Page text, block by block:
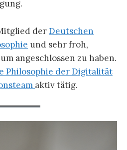
derDeutschen
und sehr froh,
angeschlossen zu haben.
Philosophie der Digitalität
aktiv tätig.